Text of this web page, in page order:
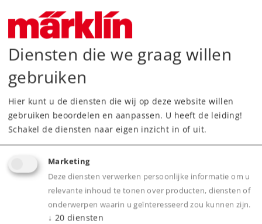
69,99 € Adviesprijs
Leverbaar vanaf fabriek.
Webwinkel
Dealer zoeken
Downloads
Onderdelen bestellen
Diensten die we graag willen
gebruiken
Hier kunt u de diensten die wij op deze website willen
gebruiken beoordelen en aanpassen. U heeft de leiding!
Schakel de diensten naar eigen inzicht in of uit.
Marketing
Deze diensten verwerken persoonlijke informatie om u
relevante inhoud te tonen over producten, diensten of
onderwerpen waarin u geïnteresseerd zou kunnen zijn.
↓ 20 diensten